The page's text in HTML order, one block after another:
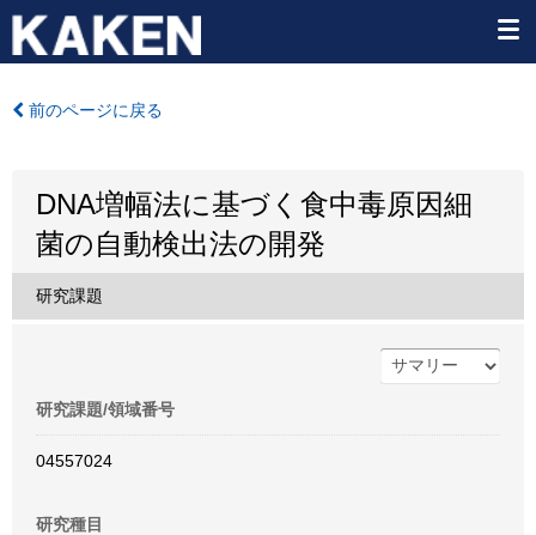
前のページに戻る
DNA増幅法に基づく食中毒原因細
菌の自動検出法の開発
研究課題
研究課題/領域番号
04557024
研究種目